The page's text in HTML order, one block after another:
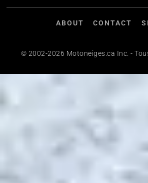
ABOUT CONTACT
© 2002-2026 Motoneiges.ca Inc. -